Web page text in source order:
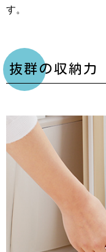
す。
抜群の収納力